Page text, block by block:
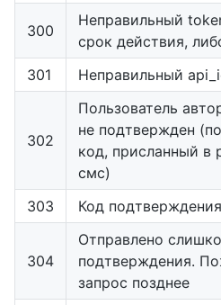
300
Неправильный
срок действия,
301
Неправильный
302
Пользователь
не подтвержден
код, присланный в
смс)
303
Код
304
Отправлено
подтверждения.
запрос позднее